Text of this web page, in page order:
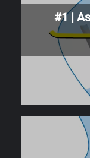
#1 |